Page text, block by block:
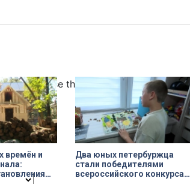
and close the window.
времён и
Два юных петербуржца
стали победителями
всероссийского конкурса